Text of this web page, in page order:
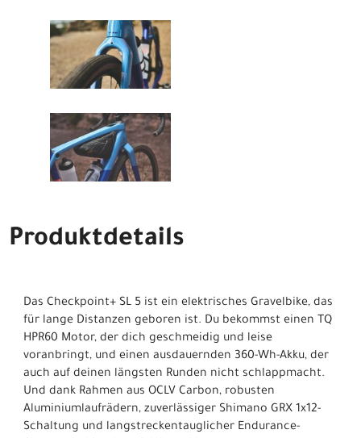
Produktdetails
Das Checkpoint+ SL 5 ist ein elektrisches Gravelbike, das
für lange Distanzen geboren ist. Du bekommst einen TQ
HPR60 Motor, der dich geschmeidig und leise
voranbringt, und einen ausdauernden 360-Wh-Akku, der
auch auf deinen längsten Runden nicht schlappmacht.
Und dank Rahmen aus OCLV Carbon, robusten
Aluminiumlaufrädern, zuverlässiger Shimano GRX 1x12-
Schaltung und langstreckentauglicher Endurance-